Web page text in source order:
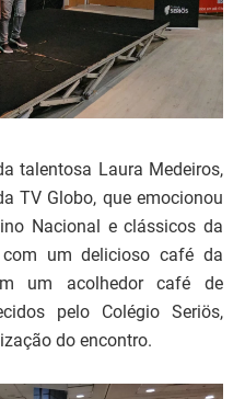
talentosa Laura Medeiros,
TV Globo, que emocionou
Nacional e clássicos da
um delicioso café da
um acolhedor café de
pelo Colégio Seriös,
do encontro.